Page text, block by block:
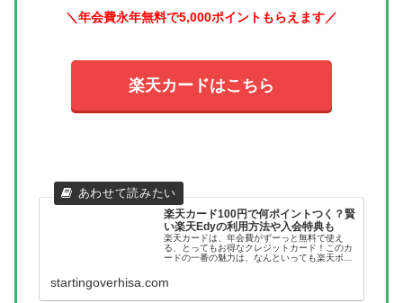
＼年会費永年無料で5,000ポイントもらえます／
楽天カードはこちら
楽天カード100円で何ポイントつく？賢
い楽天Edyの利用方法や入会特典も
楽天カードは、年会費がずーっと無料で使え
る、とってもお得なクレジットカード！このカ
ードの一番の魅力は、なんといっても楽天ポイ
加算されるんですよね。しかも、...
startingoverhisa.com